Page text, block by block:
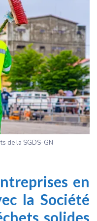
de la SGDS-GN
en
la Société
solides